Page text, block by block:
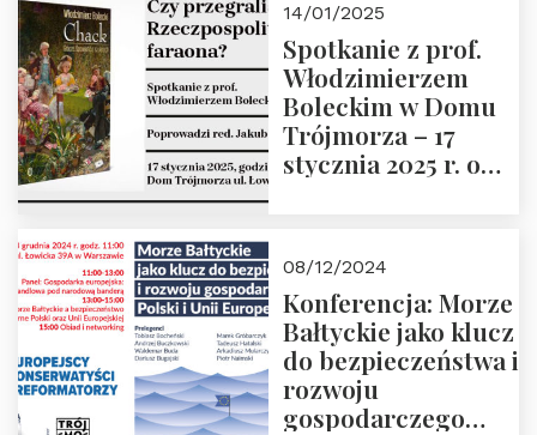
14/01/2025
Spotkanie z prof.
Włodzimierzem
Boleckim w Domu
Trójmorza – 17
stycznia 2025 r. o
08/12/2024
Konferencja: Morze
Bałtyckie jako klucz
do bezpieczeństwa i
rozwoju
gospodarczego